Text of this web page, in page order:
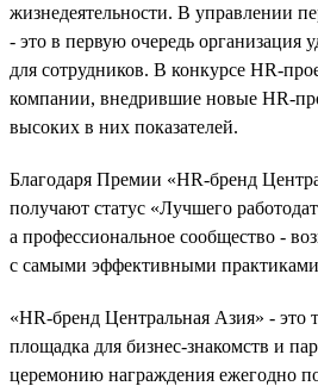
жизнедеятельности. В управлении
- это в первую очередь организация
для сотрудников. В конкурсе HR-
компании, внедрившие новые HR-
высоких в них показателей.
Благодаря Премии «HR-бренд
получают статус «Лучшего
а профессиональное сообщество -
с самыми эффективными
«HR-бренд Центральная Азия» - это
площадка для бизнес-знакомств и
церемонию награждения ежегодно